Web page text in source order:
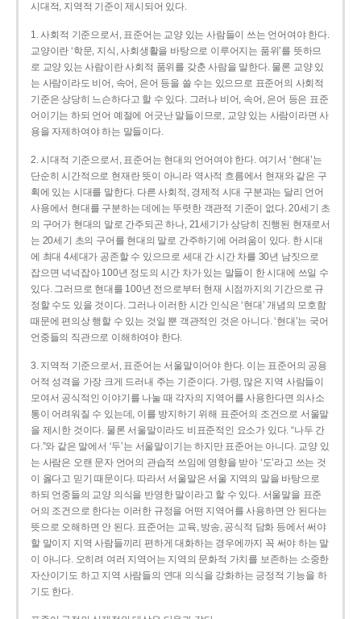
시대적, 지역적 기준이 제시되어 있다.
1. 사회적 기준으로서, 표준어는 교양 있는 사람들이 쓰는 언어여야 한다.
교양이란 ‘학문, 지식, 사회생활을 바탕으로 이루어지는 품위’를 뜻하므
로 교양 있는 사람이란 사회적 품위를 갖춘 사람을 말한다. 물론 교양 있
는 사람이라도 비어, 속어, 은어 등을 쓸 수는 있으므로 표준어의 사회적
기준은 상당히 느슨하다고 할 수 있다. 그러나 비어, 속어, 은어 등은 표준
어이기는 하되 언어 예절에 어긋난 말들이므로, 교양 있는 사람이라면 사
용을 자제하여야 하는 말들이다.
2. 시대적 기준으로서, 표준어는 현대의 언어여야 한다. 여기서 ‘현대’는
단순히 시간적으로 현재란 뜻이 아니라 역사적 흐름에서 현재와 같은 구
획에 있는 시대를 말한다. 다른 사회적, 경제적 시대 구분과는 달리 언어
사용에서 현대를 구분하는 데에는 뚜렷한 객관적 기준이 없다. 20세기 초
의 구어가 현대의 말로 간주되곤 하나, 21세기가 상당히 진행된 현재로서
는 20세기 초의 구어를 현대의 말로 간주하기에 어려움이 있다. 한 시대
에 최대 4세대가 공존할 수 있으므로 세대 간 시간 차를 30년 남짓으로
잡으면 넉넉잡아 100년 정도의 시간 차가 있는 말들이 한 시대에 쓰일 수
있다. 그러므로 현대를 100년 전으로부터 현재 시점까지의 기간으로 규
정할 수도 있을 것이다. 그러나 이러한 시간 인식은 ‘현대’ 개념의 모호함
때문에 편의상 행할 수 있는 것일 뿐 객관적인 것은 아니다. ‘현대’는 국어
언중들의 직관으로 이해하여야 한다.
3. 지역적 기준으로서, 표준어는 서울말이어야 한다. 이는 표준어의 공용
어적 성격을 가장 크게 드러내 주는 기준이다. 가령, 많은 지역 사람들이
모여서 공식적인 이야기를 나눌 때 각자의 지역어를 사용한다면 의사소
통이 어려워질 수 있는데, 이를 방지하기 위해 표준어의 조건으로 서울말
을 제시한 것이다. 물론 서울말이라도 비표준적인 요소가 있다. “나두 간
다.”와 같은 말에서 ‘두’는 서울말이기는 하지만 표준어는 아니다. 교양 있
는 사람은 오랜 문자 언어의 관습적 쓰임에 영향을 받아 ‘도’라고 쓰는 것
이 옳다고 믿기 때문이다. 따라서 서울말은 서울 지역의 말을 바탕으로
하되 언중들의 교양 의식을 반영한 말이라고 할 수 있다. 서울말을 표준
어의 조건으로 한다는 이러한 규정을 어떤 지역어를 사용하면 안 된다는
뜻으로 오해하면 안 된다. 표준어는 교육, 방송, 공식적 담화 등에서 써야
할 말이지 지역 사람들끼리 편하게 대화하는 경우에까지 꼭 써야 하는 말
이 아니다. 오히려 여러 지역어는 지역의 문화적 가치를 보존하는 소중한
자산이기도 하고 지역 사람들의 연대 의식을 강화하는 긍정적 기능을 하
기도 한다.